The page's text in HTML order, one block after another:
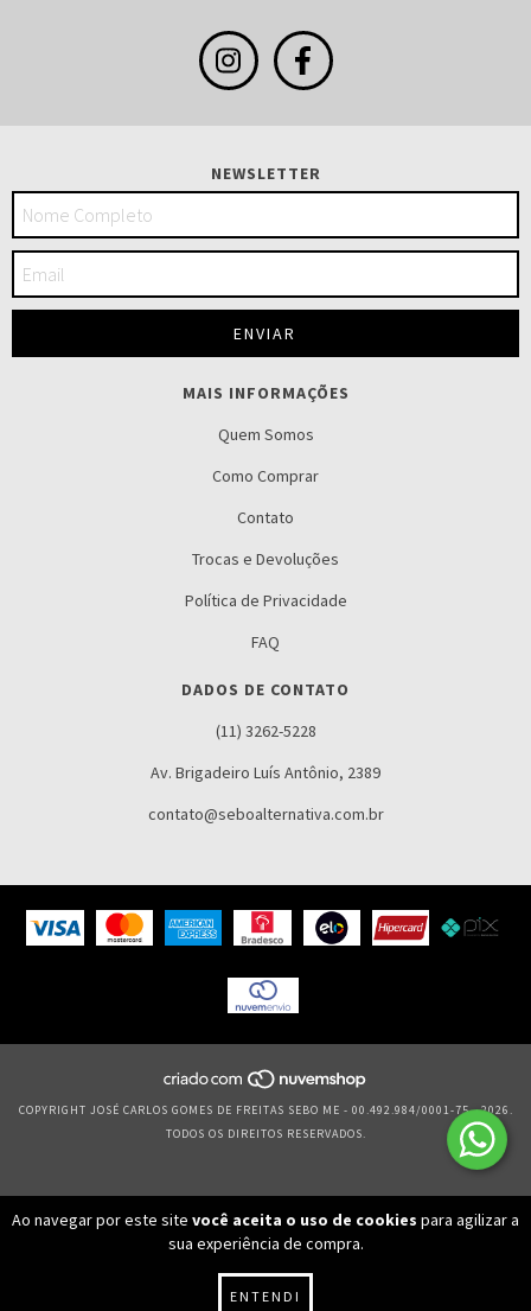
Ao navegar por este site você aceita o uso de cookies para agilizar a
sua experiência de compra.
ENTENDI
NEWSLETTER
MAIS INFORMAÇÕES
Quem Somos
Como Comprar
Contato
Trocas e Devoluções
Política de Privacidade
FAQ
DADOS DE CONTATO
(11) 3262-5228
Av. Brigadeiro Luís Antônio, 2389
contato@seboalternativa.com.br
COPYRIGHT JOSÉ CARLOS GOMES DE FREITAS SEBO ME - 00.492.984/0001-75 - 2026.
TODOS OS DIREITOS RESERVADOS.